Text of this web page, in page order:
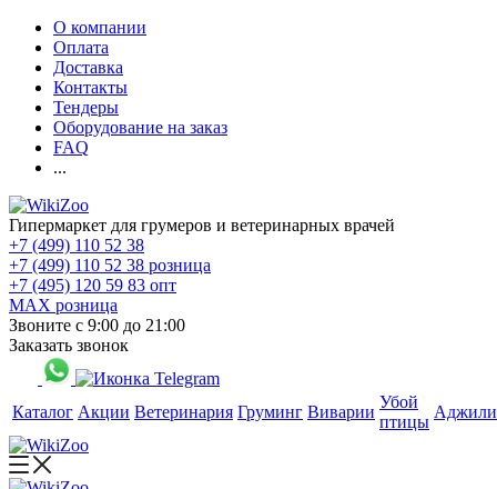
О компании
Оплата
Доставка
Контакты
Тендеры
Оборудование на заказ
FAQ
...
Гипермаркет для грумеров и ветеринарных врачей
+7 (499) 110 52 38
+7 (499) 110 52 38 розница
+7 (495) 120 59 83 опт
MAX розница
Звоните с 9:00 до 21:00
Заказать звонок
Каталог Акции Ветеринария Груминг Виварии
Убой
птицы